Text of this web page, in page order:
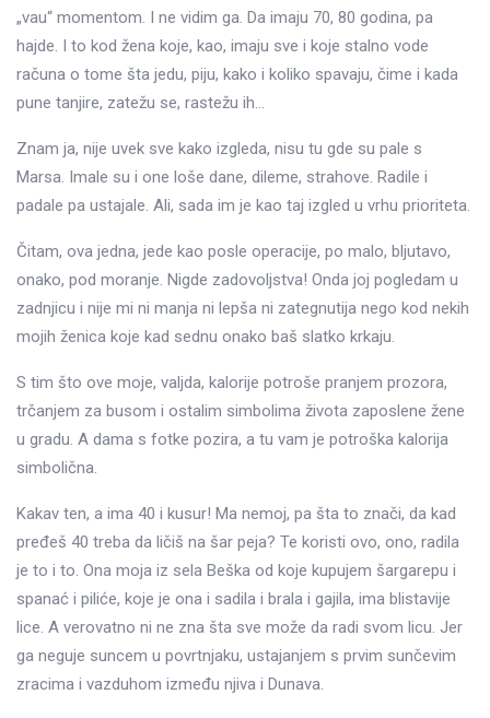
„vau“ momentom. I ne vidim ga. Da imaju 70, 80 godina, pa
hajde. I to kod žena koje, kao, imaju sve i koje stalno vode
računa o tome šta jedu, piju, kako i koliko spavaju, čime i kada
pune tanjire, zatežu se, rastežu ih…
Znam ja, nije uvek sve kako izgleda, nisu tu gde su pale s
Marsa. Imale su i one loše dane, dileme, strahove. Radile i
padale pa ustajale. Ali, sada im je kao taj izgled u vrhu prioriteta.
Čitam, ova jedna, jede kao posle operacije, po malo, bljutavo,
onako, pod moranje. Nigde zadovoljstva! Onda joj pogledam u
zadnjicu i nije mi ni manja ni lepša ni zategnutija nego kod nekih
mojih ženica koje kad sednu onako baš slatko krkaju.
S tim što ove moje, valjda, kalorije potroše pranjem prozora,
trčanjem za busom i ostalim simbolima života zaposlene žene
u gradu. A dama s fotke pozira, a tu vam je potroška kalorija
simbolična.
Kakav ten, a ima 40 i kusur! Ma nemoj, pa šta to znači, da kad
pređeš 40 treba da ličiš na šar peja? Te koristi ovo, ono, radila
je to i to. Ona moja iz sela Beška od koje kupujem šargarepu i
spanać i piliće, koje je ona i sadila i brala i gajila, ima blistavije
lice. A verovatno ni ne zna šta sve može da radi svom licu. Jer
ga neguje suncem u povrtnjaku, ustajanjem s prvim sunčevim
zracima i vazduhom između njiva i Dunava.